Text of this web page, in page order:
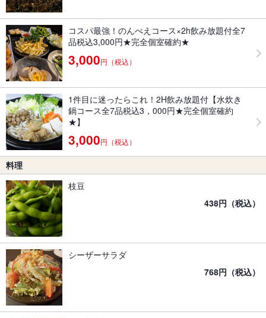
コスパ最強！のんべえコース×2h飲み放題付全7
品税込3,000円★完全個室確約★
3,000円（税込）
1件目に迷ったらこれ！2H飲み放題付【水炊き
鍋コース全7品税込3，000円★完全個室確約
★】
3,000円（税込）
料理
枝豆
438円（税込）
シーザーサラダ
768円（税込）